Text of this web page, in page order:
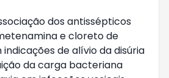
dos antissépticos
e cloreto de
de alívio da disúria
da carga bacteriana